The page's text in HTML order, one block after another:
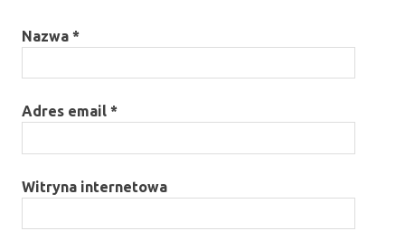
Nazwa *
Adres email *
Witryna internetowa